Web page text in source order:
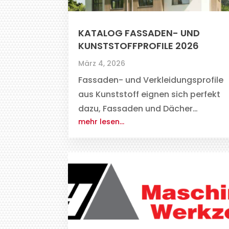
KATALOG FASSADEN- UND
KUNSTSTOFFPROFILE 2026
März 4, 2026
Fassaden- und Verkleidungsprofile
aus Kunststoff eignen sich perfekt
dazu, Fassaden und Dächer…
mehr lesen…